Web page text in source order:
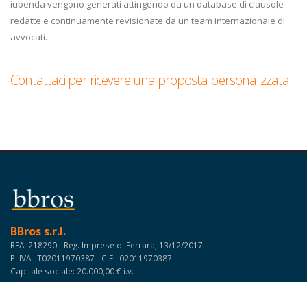
iubenda vengono generati attingendo da un database di clausole
redatte e continuamente revisionate da un team internazionale di
avvocati.
Contattaci per ricevere una proposta personalizzata!
BBros s.r.l.
REA: 218290 - Reg. Imprese di Ferrara, 13/12/2017
P. IVA: IT02011970387 - C.F.: 02011970387
Capitale sociale: 20.000,00 € i.v.